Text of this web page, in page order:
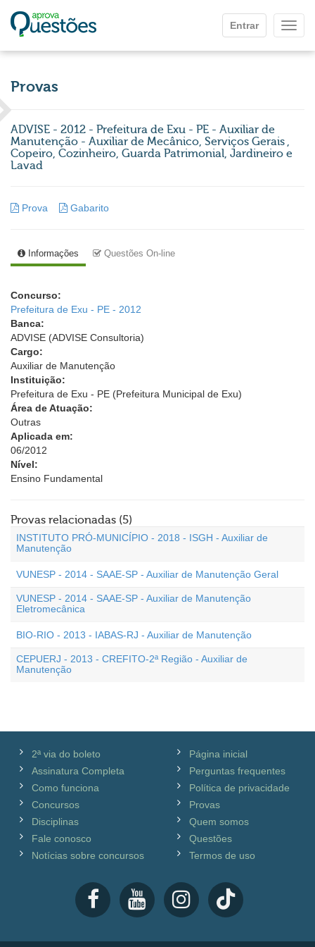
Entrar
Provas
ADVISE - 2012 - Prefeitura de Exu - PE - Auxiliar de
Manutenção - Auxiliar de Mecânico, Serviços Gerais ,
Copeiro, Cozinheiro, Guarda Patrimonial, Jardineiro e
Lavad
Prova Gabarito
Informações Questões On-line
Concurso:
Prefeitura de Exu - PE - 2012
Banca:
ADVISE (ADVISE Consultoria)
Cargo:
Auxiliar de Manutenção
Instituição:
Prefeitura de Exu - PE (Prefeitura Municipal de Exu)
Área de Atuação:
Outras
Aplicada em:
06/2012
Nível:
Ensino Fundamental
Provas relacionadas (5)
INSTITUTO PRÓ-MUNICÍPIO - 2018 - ISGH - Auxiliar de
Manutenção
VUNESP - 2014 - SAAE-SP - Auxiliar de Manutenção Geral
VUNESP - 2014 - SAAE-SP - Auxiliar de Manutenção
Eletromecânica
BIO-RIO - 2013 - IABAS-RJ - Auxiliar de Manutenção
CEPUERJ - 2013 - CREFITO-2ª Região - Auxiliar de
Manutenção
2ª via do boleto
Assinatura Completa
Como funciona
Concursos
Disciplinas
Fale conosco
Notícias sobre concursos
Página inicial
Perguntas frequentes
Política de privacidade
Provas
Quem somos
Questões
Termos de uso